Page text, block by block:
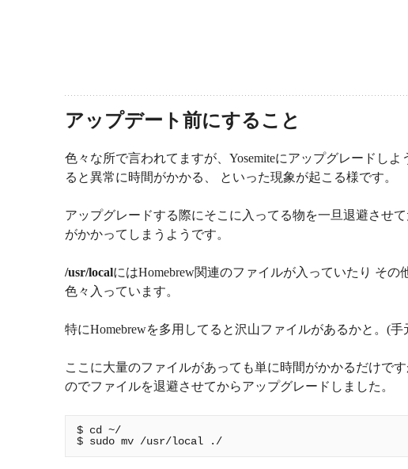
アップデート前にすること
色々な所で言われてますが、Yosemiteにアップグレードしよ
ると異常に時間がかかる、 といった現象が起こる様です。
アップグレードする際にそこに入ってる物を一旦退避させ
がかかってしまうようです。
/usr/localにはHomebrew関連のファイルが入っていたり そ
色々入っています。
特にHomebrewを多用してると沢山ファイルがあるかと。(
ここに大量のファイルがあっても単に時間がかかるだけで
のでファイルを退避させてからアップグレードしました。
$ cd ~/